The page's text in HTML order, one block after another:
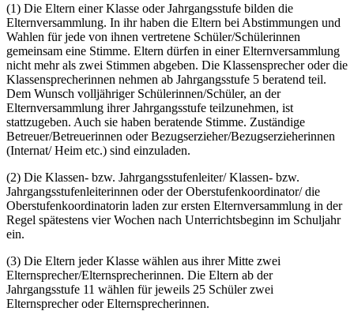
(1) Die Eltern einer Klasse oder Jahrgangsstufe bilden die
Elternversammlung. In ihr haben die Eltern bei Abstimmungen und
Wahlen für jede von ihnen vertretene Schüler/Schülerinnen
gemeinsam eine Stimme. Eltern dürfen in einer Elternversammlung
nicht mehr als zwei Stimmen abgeben. Die Klassensprecher oder die
Klassensprecherinnen nehmen ab Jahrgangsstufe 5 beratend teil.
Dem Wunsch volljähriger Schülerinnen/Schüler, an der
Elternversammlung ihrer Jahrgangsstufe teilzunehmen, ist
stattzugeben. Auch sie haben beratende Stimme. Zuständige
Betreuer/Betreuerinnen oder Bezugserzieher/Bezugserzieherinnen
(Internat/ Heim etc.) sind einzuladen.
(2) Die Klassen- bzw. Jahrgangsstufenleiter/ Klassen- bzw.
Jahrgangsstufenleiterinnen oder der Oberstufenkoordinator/ die
Oberstufenkoordinatorin laden zur ersten Elternversammlung in der
Regel spätestens vier Wochen nach Unterrichtsbeginn im Schuljahr
ein.
(3) Die Eltern jeder Klasse wählen aus ihrer Mitte zwei
Elternsprecher/Elternsprecherinnen. Die Eltern ab der
Jahrgangsstufe 11 wählen für jeweils 25 Schüler zwei
Elternsprecher oder Elternsprecherinnen.